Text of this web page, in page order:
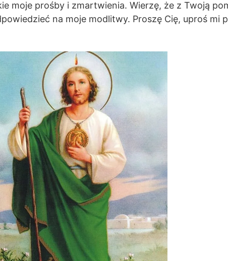
moje prośby i zmartwienia. Wierzę, że z Twoją
na moje modlitwy. Proszę Cię, uproś mi